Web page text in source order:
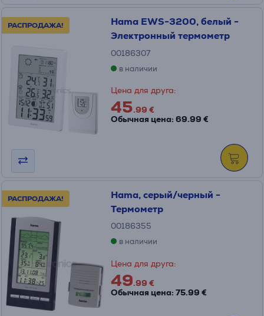
РАСПРОДАЖА!
Hama EWS-3200, белый -
Электронный термометр
00186307
в наличии
Цена для друга:
45.99 €
Обычная цена: 69.99 €
РАСПРОДАЖА!
Hama, серый/черный -
Термометр
00186355
в наличии
Цена для друга:
49.99 €
Обычная цена: 75.99 €